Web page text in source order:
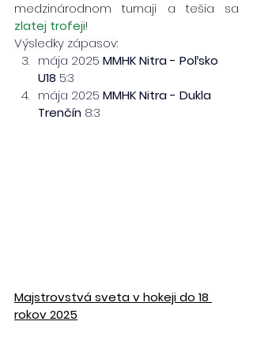
zlatej trofeji!
Výsledky zápasov:
mája 2025 MMHK Nitra - Poľsko
U18 5:3
mája 2025 MMHK Nitra - Dukla
Trenčín 8:3
Majstrovstvá sveta v hokeji do 18
rokov 2025